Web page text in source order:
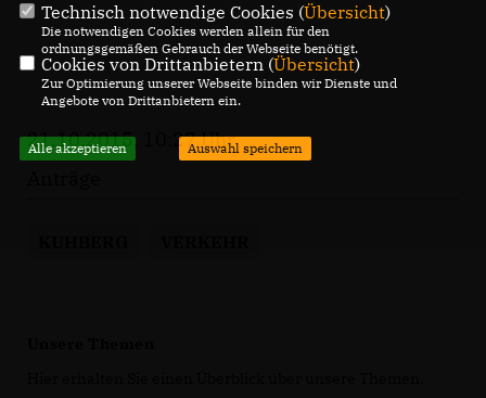
21.10.2015, 10:27 Uhr
Technisch notwendige Cookies (Übersicht)
Die notwendigen Cookies werden allein für den
ordnungsgemäßen Gebrauch der Webseite benötigt.
Cookies von Drittanbietern (Übersicht)
Zur Optimierung unserer Webseite binden wir Dienste und
Angebote von Drittanbietern ein.
Alle akzeptieren Auswahl speichern